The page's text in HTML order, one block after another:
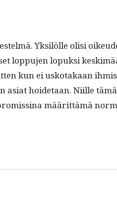
Yksilölle olisi
lop­pu­jen lopuk­si
kun ei usko­takaan
asi­at hoide­taan. Niille
määrit­tämä